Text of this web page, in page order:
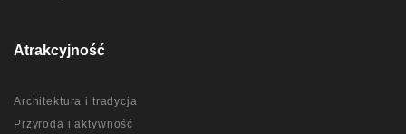
Atrakcyjność
Architektura i tradycja
Przyroda i aktywność